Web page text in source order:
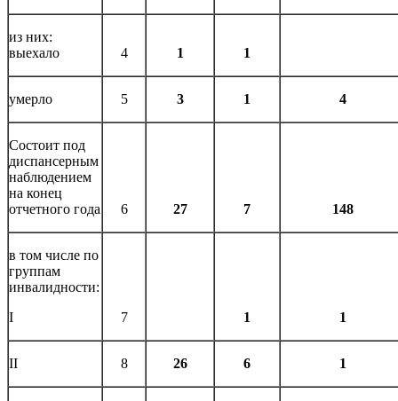
из них:
выехало
4 1 1
умерло 5 3 1 4
Состоит под
диспансерным
наблюдением
на конец
отчетного года
6 27 7 148
в том числе по
группам
инвалидности:
I
7 1 1
II 8 26 6 1